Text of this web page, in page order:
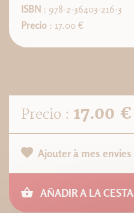
ISBN : 978-2-36403-216-3
Precio : 17.00 €
Precio : 17.00 €
Ajouter à mes envies
AÑADIR A LA CESTA